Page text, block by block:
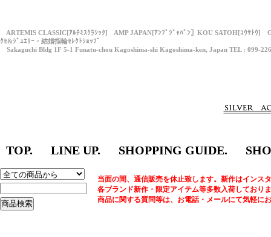
ARTEMIS CLASSIC[ｱﾙﾃﾐｽｸﾗｼｯｸ] AMP JAPAN[ｱﾝﾌﾟｼﾞｬﾊﾟﾝ］KOU SATOH[ｺｳｻﾄｳ]
ｸｾ&ｼﾞｭｴﾘｰ・結婚指輪ｾﾚｸﾄｼｮｯﾌﾟ
Sakaguchi Bldg 1F 5-1 Funatu-chou Kagoshima-shi Kagoshima-ken, Japan TEL : 099-
TOP. LINE UP. SHOPPING GUIDE.
当面の間、通信販売を休止致します。新作はインス
各ブランド新作・限定アイテム等多数入荷しており
商品に関する質問等は、お電話・メールにて気軽に